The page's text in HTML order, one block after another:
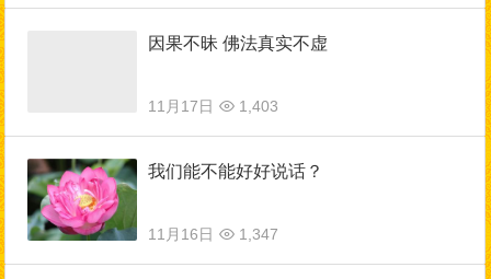
因果不昧 佛法真实不虚
11月17日 1,403
我们能不能好好说话？
11月16日 1,347